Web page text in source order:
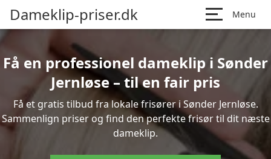
Dameklip-priser.dk Menu
Få en professionel dameklip i Sønder
Jernløse – til en fair pris
Få et gratis tilbud fra lokale frisører i Sønder Jernløse.
Sammenlign priser og find den perfekte frisør til dit næste
dameklip.